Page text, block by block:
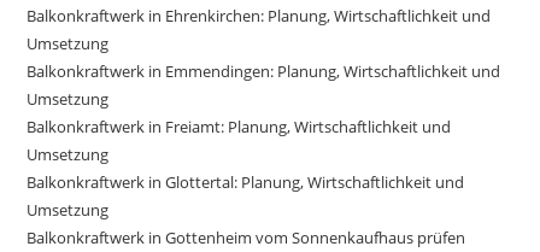
Balkonkraftwerk in Ehrenkirchen: Planung, Wirtschaftlichkeit und
Umsetzung
Balkonkraftwerk in Emmendingen: Planung, Wirtschaftlichkeit und
Umsetzung
Balkonkraftwerk in Freiamt: Planung, Wirtschaftlichkeit und
Umsetzung
Balkonkraftwerk in Glottertal: Planung, Wirtschaftlichkeit und
Umsetzung
Balkonkraftwerk in Gottenheim vom Sonnenkaufhaus prüfen